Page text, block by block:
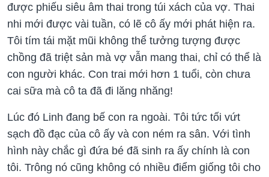
được phiếu siêu âm thai trong túi xách của vợ. Thai
nhi mới được vài tuần, có lẽ cô ấy mới phát hiện ra.
Tôi tím tái mặt mũi không thể tưởng tượng được
chồng đã triệt sản mà vợ vẫn mang thai, chỉ có thể là
con người khác. Con trai mới hơn 1 tuổi, còn chưa
cai sữa mà cô ta đã đi lăng nhăng!
Lúc đó Linh đang bế con ra ngoài. Tôi tức tối vứt
sạch đồ đạc của cô ấy và con ném ra sân. Với tình
hình này chắc gì đứa bé đã sinh ra ấy chính là con
tôi. Trông nó cũng không có nhiều điểm giống tôi cho